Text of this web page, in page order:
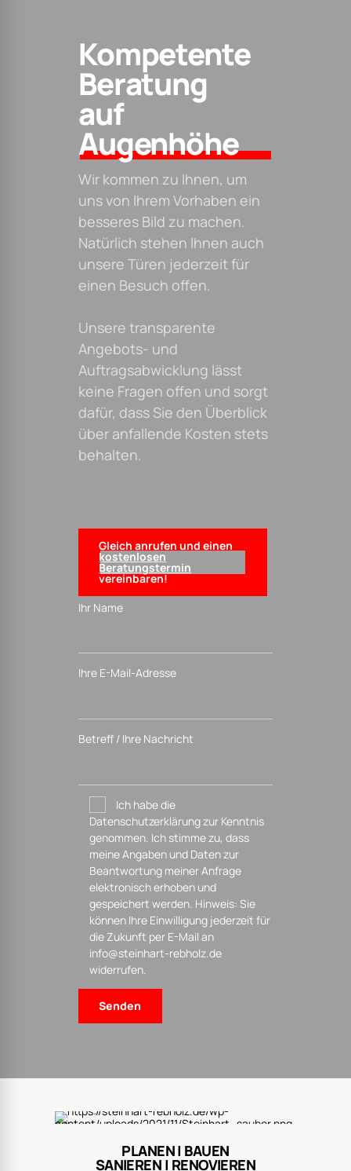
Kompetente
Beratung
auf
Augenhöhe
Wir kommen zu Ihnen, um
uns von Ihrem Vorhaben ein
besseres Bild zu machen.
Natürlich stehen Ihnen auch
unsere Türen jederzeit für
einen Besuch offen.
Unsere transparente
Angebots- und
Auftragsabwicklung lässt
keine Fragen offen und sorgt
dafür, dass Sie den Überblick
über anfallende Kosten stets
behalten.
Gleich anrufen und einen
kostenlosen
Beratungstermin
vereinbaren!
Ihr Name
Ihre E-Mail-Adresse
Betreff / Ihre Nachricht
Ich habe die
Datenschutzerklärung zur Kenntnis
genommen. Ich stimme zu, dass
meine Angaben und Daten zur
Beantwortung meiner Anfrage
elektronisch erhoben und
gespeichert werden. Hinweis: Sie
können Ihre Einwilligung jederzeit für
die Zukunft per E-Mail an
info@steinhart-rebholz.de
widerrufen.
PLANEN | BAUEN
SANIEREN | RENOVIEREN